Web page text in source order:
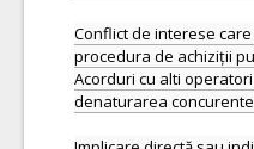
Conflict de interese
procedura de achiziții
Acorduri cu alti
denaturarea